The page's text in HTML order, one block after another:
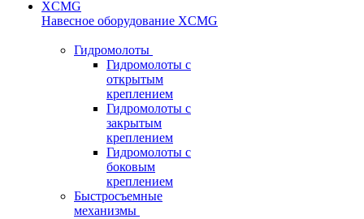
Навесное оборудование XCMG
Гидромолоты
Гидромолоты с
открытым
креплением
Гидромолоты с
закрытым
креплением
Гидромолоты с
боковым
креплением
Быстросъемные
механизмы